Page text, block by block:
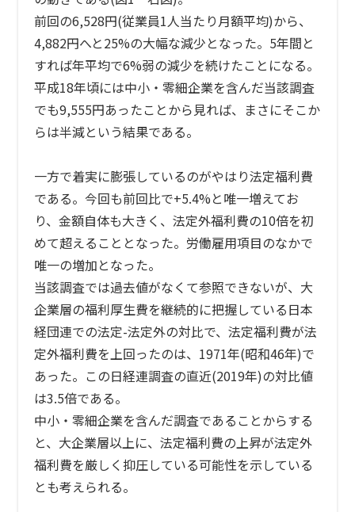
前回の6,528円(従業員1人当たり月額平均)から、
4,882円へと25%の大幅な減少となった。5年間と
すれば年平均で6%弱の減少を続けたことになる。
平成18年頃には中小・零細企業を含んだ当該調査
でも9,555円あったことから見れば、まさにそこか
らは半減という結果である。
一方で着実に膨張しているのがやはり法定福利費
である。今回も前回比で+5.4%と唯一増えてお
り、金額自体も大きく、法定外福利費の10倍を初
めて超えることとなった。労働雇用項目のなかで
唯一の増加となった。
当該調査では過去値がなくて参照できないが、大
企業層の福利厚生費を継続的に把握している日本
経団連での法定-法定外の対比で、法定福利費が法
定外福利費を上回ったのは、1971年(昭和46年)で
あった。この日経連調査の直近(2019年)の対比値
は3.5倍である。
中小・零細企業を含んだ調査であることからする
と、大企業層以上に、法定福利費の上昇が法定外
福利費を厳しく抑圧している可能性を示している
とも考えられる。